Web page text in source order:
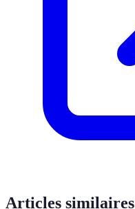
Articles similaires